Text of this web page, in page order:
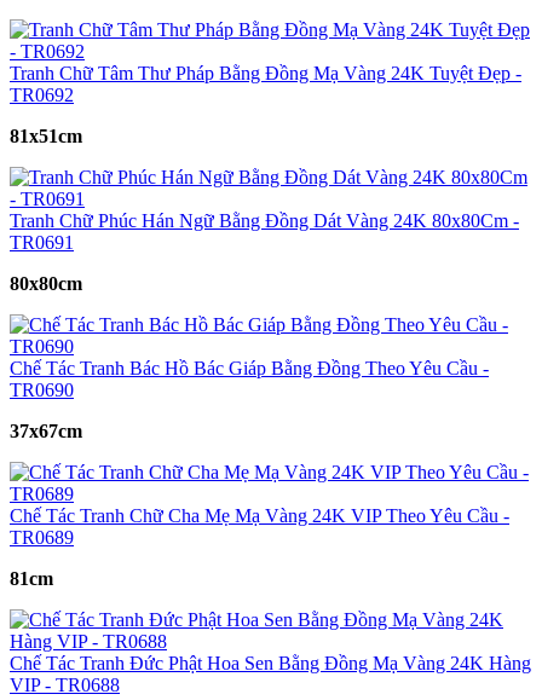
Tranh Chữ Tâm Thư Pháp Bằng Đồng Mạ Vàng 24K Tuyệt Đẹp -
TR0692
81x51cm
Tranh Chữ Phúc Hán Ngữ Bằng Đồng Dát Vàng 24K 80x80Cm -
TR0691
80x80cm
Chế Tác Tranh Bác Hồ Bác Giáp Bằng Đồng Theo Yêu Cầu -
TR0690
37x67cm
Chế Tác Tranh Chữ Cha Mẹ Mạ Vàng 24K VIP Theo Yêu Cầu -
TR0689
81cm
Chế Tác Tranh Đức Phật Hoa Sen Bằng Đồng Mạ Vàng 24K Hàng
VIP - TR0688